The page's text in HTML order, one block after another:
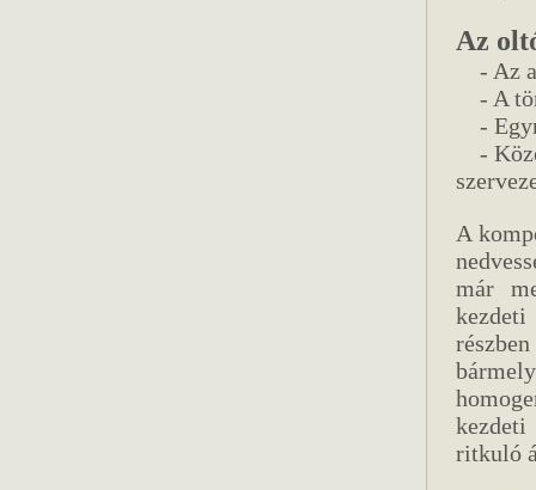
Az
- Az
- A
-
-
A
már
ritkuló